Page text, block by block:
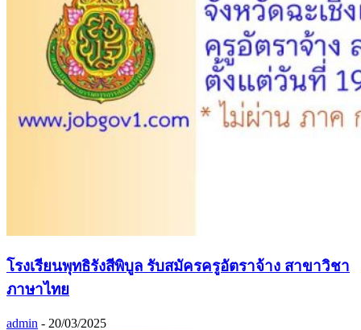
โรงเรียนพุทธิรังสีพิบูล รับสมัครครูอัตราจ้าง สาขาวิชา
ภาษาไทย
admin - 20/03/2025